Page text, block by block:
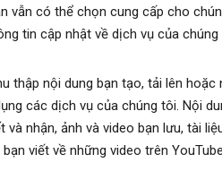
vẫn có thể chọn cung cấp cho
tin cập nhật về dịch vụ của chúng
thập nội dung bạn tạo, tải lên
các dịch vụ của chúng tôi. Nội
và nhận, ảnh và video bạn lưu, tài
viết về những video trên